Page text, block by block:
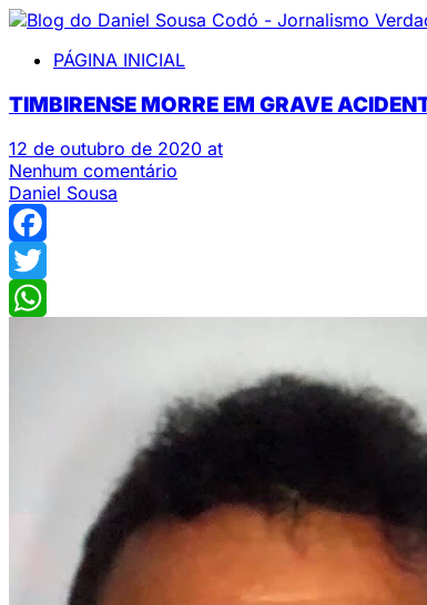
PÁGINA INICIAL
TIMBIRENSE MORRE EM GRAVE
12 de outubro de 2020 at
Nenhum comentário
Daniel Sousa
Facebook
Twitter